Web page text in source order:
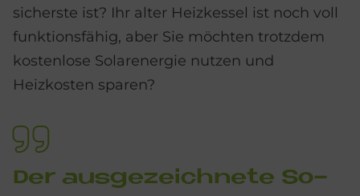
sicherste ist? Ihr alter Heizkessel ist noch voll
funktionsfähig, aber Sie möchten trotzdem
kostenlose Solarenergie nutzen und
Heizkosten sparen?
Der aus­ge­zeich­ne­te So­